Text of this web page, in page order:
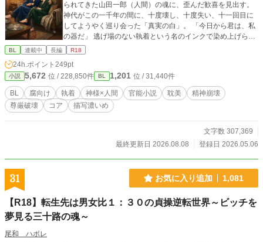
られてきた山田一郎（人間）の魂に、歪んだ歓喜を見出す。
神代がこの一千年の間に、十度壊し、十度失い、十一回目に
してようやく巡り会った「真実の白」。 「今日から君は、私
の器だ」 逃げ場のない執着という名のインクで染め上げら
れ、精神を、肉体を、そしてわずかな善意さえも蹂躙されて
い。 享楽を貪る神、静謐を尊ぶ神――それぞれの領土を統べ
る神々と、その影に縛り付けられた「器」たち。 彼らが奏で
る「愛の模索」という名の練習曲（エチュード）は、やがて
境界全体を巻き込む狂想曲へと変貌していく。 何度も闇に落
ち、己を殺し、それでも最後に山田が辿り着く「救い」の在
こそ、君が壊れるまで愛し抜いてあげるから」 トントン教の
教祖が送るマントラの聖典。 「ふふふ、教会（境界）の扉を
に特化しており、描写に一切の制限を設けておりません。閲
覧には十分ご注意ください。 倫理観や良識を保ったまま読み
代の「恩寵」を山田とともに受け取ってください。
BL 連載中 長編 R18
24h.ポイント 249pt
小説 5,672 位 / 228,850件 BL 1,201 位 / 31,440件
BL 腐向け 執着 神様×人間 官能小説 耽美
精神崩壊
尊厳破壊
コア 描写濃いめ
文字数 307,369
最終更新日 2026.08.08
登録日 2026.05.06
31 お気に入り追加 1,081
【R18】転生先は男女比１：３０の貞操逆転世界～ビッチを
夢見る三十路の魂～
尾和 ハボレ